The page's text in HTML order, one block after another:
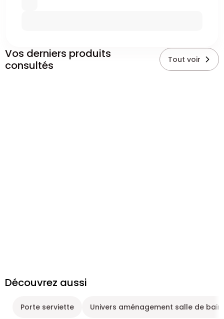
Vos derniers produits
consultés
Tout voir
Découvrez aussi
Porte serviette Univers aménagement salle de bain